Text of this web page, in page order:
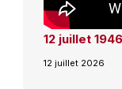
12 juillet
12 juillet 2026